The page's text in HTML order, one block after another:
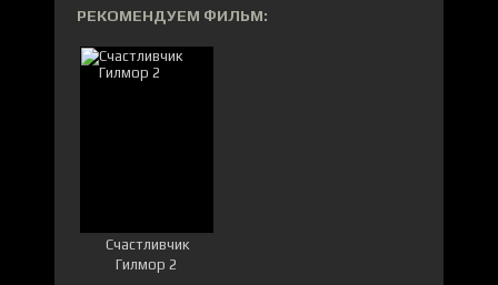
РЕКОМЕНДУЕМ ФИЛЬМ:
Счастливчик
Гилмор 2